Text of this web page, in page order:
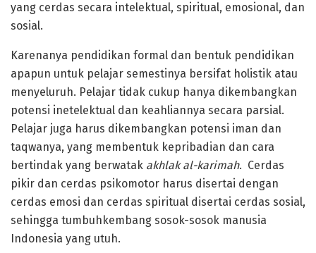
yang cerdas secara intelektual, spiritual, emosional, dan
sosial.
Karenanya pendidikan formal dan bentuk pendidikan
apapun untuk pelajar semestinya bersifat holistik atau
menyeluruh. Pelajar tidak cukup hanya dikembangkan
potensi inetelektual dan keahliannya secara parsial.
Pelajar juga harus dikembangkan potensi iman dan
taqwanya, yang membentuk kepribadian dan cara
bertindak yang berwatak akhlak al-karimah. Cerdas
pikir dan cerdas psikomotor harus disertai dengan
cerdas emosi dan cerdas spiritual disertai cerdas sosial,
sehingga tumbuhkembang sosok-sosok manusia
Indonesia yang utuh.